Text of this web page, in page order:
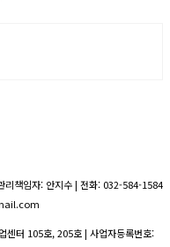
리책임자: 안지수 | 전화: 032-584-1584
센터 105호, 205호 | 사업자등록번호: